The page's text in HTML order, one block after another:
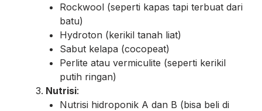
Rockwool (seperti kapas tapi terbuat dari
batu)
Hydroton (kerikil tanah liat)
Sabut kelapa (cocopeat)
Perlite atau vermiculite (seperti kerikil
putih ringan)
Nutrisi:
Nutrisi hidroponik A dan B (bisa beli di